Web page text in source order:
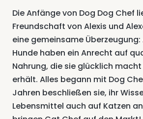
Die Anfänge von Dog Dog Chef
Freundschaft von Alexis und
eine gemeinsame Überzeugung:
Hunde haben ein Anrecht auf
Nahrung, die sie glücklich
erhält. Alles begann mit Dog
Jahren beschließen sie, ihr
Lebensmittel auch auf Katzen